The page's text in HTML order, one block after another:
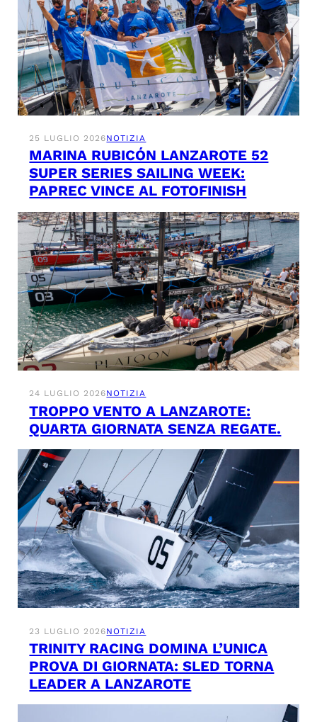
25 LUGLIO 2026NOTIZIA
MARINA RUBICÓN LANZAROTE 52
SUPER SERIES SAILING WEEK:
PAPREC VINCE AL FOTOFINISH
24 LUGLIO 2026NOTIZIA
TROPPO VENTO A LANZAROTE:
QUARTA GIORNATA SENZA REGATE.
23 LUGLIO 2026NOTIZIA
TRINITY RACING DOMINA L’UNICA
PROVA DI GIORNATA: SLED TORNA
LEADER A LANZAROTE